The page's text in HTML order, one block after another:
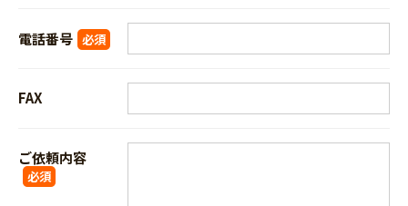
電話番号 必須
FAX
ご依頼内容
必須